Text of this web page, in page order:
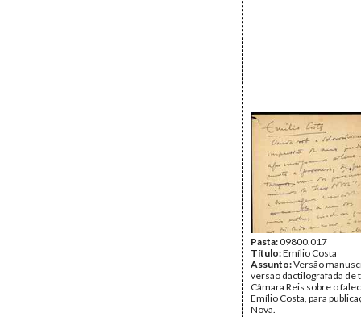
Pasta:09800.017
Título:Emílio Costa
Assunto:Versão
versão dactilografada de
Câmara Reis sobre o
Emílio Costa, para
Nova.